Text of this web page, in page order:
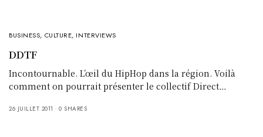
BUSINESS, CULTURE, INTERVIEWS
DDTF
Incontournable. L’œil du HipHop dans la région. Voilà
comment on pourrait présenter le collectif Direct…
26 JUILLET 2011 0 SHARES